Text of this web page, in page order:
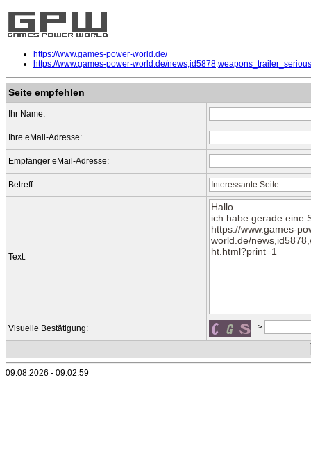
https://www.games-power-world.de/
https://www.games-power-world.de/
Seite empfehlen
Ihr Name:
Ihre eMail-Adresse:
Empfänger eMail-Adresse:
Betreff:
Text:
Visuelle Bestätigung: =>
09.08.2026 - 09:02:59